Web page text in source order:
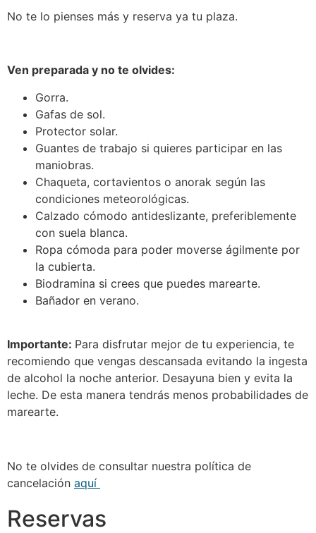
No te lo pienses más y reserva ya tu plaza.
Ven preparada y no te olvides:
Gorra.
Gafas de sol.
Protector solar.
Guantes de trabajo si quieres participar en las
maniobras.
Chaqueta, cortavientos o anorak según las
condiciones meteorológicas.
Calzado cómodo antideslizante, preferiblemente
con suela blanca.
Ropa cómoda para poder moverse ágilmente por
la cubierta.
Biodramina si crees que puedes marearte.
Bañador en verano.
Importante: Para disfrutar mejor de tu experiencia, te
recomiendo que vengas descansada evitando la ingesta
de alcohol la noche anterior. Desayuna bien y evita la
leche. De esta manera tendrás menos probabilidades de
marearte.
No te olvides de consultar nuestra política de
cancelación aquí
Reservas